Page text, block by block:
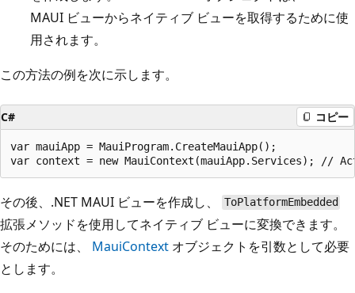
MAUI ビューからネイティブ ビューを取得するために使
用されます。
この方法の例を次に示します。
C# コピー
var mauiApp = MauiProgram.CreateMauiApp();
その後、.NET MAUI ビューを作成し、 ToPlatformEmbedded
拡張メソッドを使用してネイティブ ビューに変換できます。
そのためには、 MauiContext オブジェクトを引数として必要
とします。